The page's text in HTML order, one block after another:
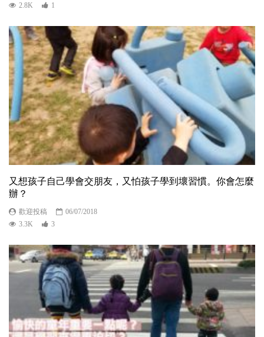
2.8K
1
又想孩子自己學會交朋友，又怕孩子學到壞習慣。你會怎麼
辦？
歡迎投稿
06/07/2018
3.3K
3